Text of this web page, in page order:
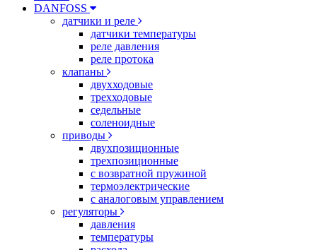
DANFOSS
датчики и реле
датчики температуры
реле давления
реле протока
клапаны
двухходовые
трехходовые
седельные
соленоидные
приводы
двухпозиционные
трехпозиционные
с возвратной пружиной
термоэлектрические
с аналоговым управлением
регуляторы
давления
температуры